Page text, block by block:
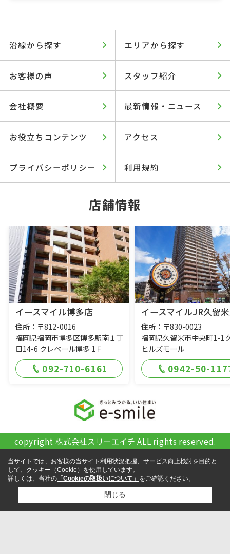
沿線から探す エリアから探す
お客様の声 スタッフ紹介
会社概要 最新情報・ニュース
お役立ちコンテンツ アクセス
プライバシーポリシー 利用規約
店舗情報
イースマイル博多店
住所：〒812-0016
福岡県福岡市博多区博多駅南１丁
目14-6 クレベール博多 1Ｆ
092-710-6161
イースマイルJR久留
住所：〒830-0023
福岡県久留米市中央町1-1
ヒルズモール
0942-50-
copyright 株式会社スリーエイチ ALL rights reserved.
当サイトでは、お客様の当サイト利用状況把握、サービス向上検討を目的と
して、クッキー（Cookie）を使用しています。
詳しくは、当社の 「Cookieの取扱いについて」 をご確認ください。
閉じる